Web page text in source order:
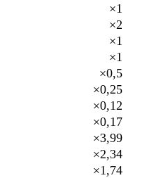
×1
×2
×1
×1
×0,5
×0,25
×0,12
×0,17
×3,99
×2,34
×1,74